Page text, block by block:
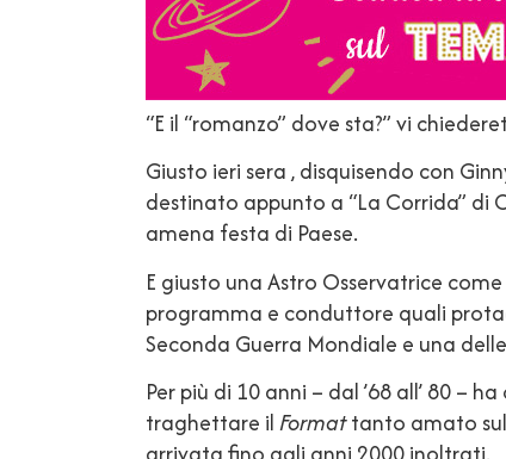
“E il “romanzo” dove sta?” vi
Giusto ieri sera , disquisendo con
destinato appunto a “La Corrida” di
amena festa di Paese.
E giusto una Astro Osservatrice
programma e conduttore quali
Seconda Guerra Mondiale e una
Per più di 10 anni – dal ’68 all’ 80 –
traghettare ilFormattanto amato sul